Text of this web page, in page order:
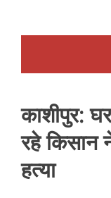
काशीपुर:
रहे किसान
हत्या